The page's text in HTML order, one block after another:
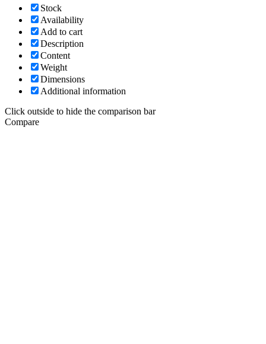
Stock
Availability
Add to cart
Description
Content
Weight
Dimensions
Additional information
Click outside to hide the comparison bar
Compare